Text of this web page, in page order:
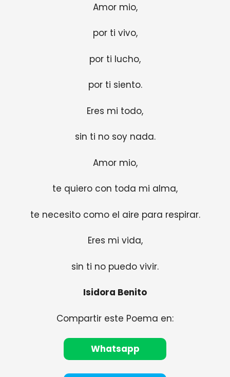
Amor mio,
por ti vivo,
por ti lucho,
por ti siento.
Eres mi todo,
sin ti no soy nada.
Amor mio,
te quiero con toda mi alma,
te necesito como el aire para respirar.
Eres mi vida,
sin ti no puedo vivir.
Isidora Benito
Compartir este Poema en:
Whatsapp